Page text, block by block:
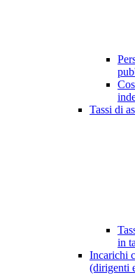
Tassi di
in
Incarichi
(dirigenti